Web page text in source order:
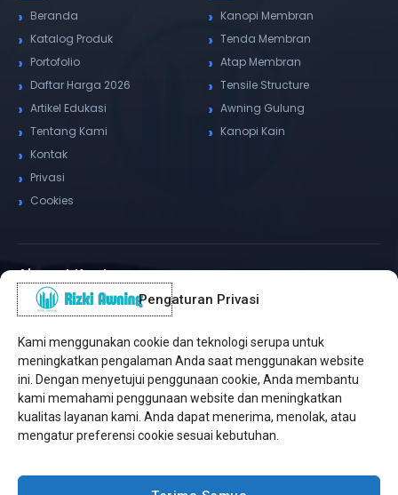
Pengaturan Privasi
Kami menggunakan cookie dan teknologi serupa untuk
meningkatkan pengalaman Anda saat menggunakan website
ini. Dengan menyetujui penggunaan cookie, Anda membantu
kami memahami penggunaan website dan meningkatkan
kualitas layanan kami. Anda dapat menerima, menolak, atau
mengatur preferensi cookie sesuai kebutuhan.
Beranda
Katalog Produk
Portofolio
Daftar Harga 2026
Artikel Edukasi
Tentang Kami
Kontak
Privasi
Cookies
Kanopi Membran
Tenda Membran
Atap Membran
Tensile Structure
Awning Gulung
Kanopi Kain
Alamat Kantor
✆ WhatsApp / Telepon
Pusat Sukabumi
Sukamanis, Kadudampit, Sukabumi
Cabang Jakarta
Kembangan, Jakarta Barat
Sektor A3, Tangerang Selatan